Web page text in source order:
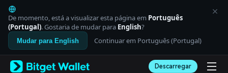
English
日本語
Tiếng Việt
Русский
Español (Latinoamérica)
Italiano
De momento, está a visualizar esta página em Português
(Portugal). Gostaria de mudar para English?
Mudar para English Continuar em Português (Portugal)
Descarregar